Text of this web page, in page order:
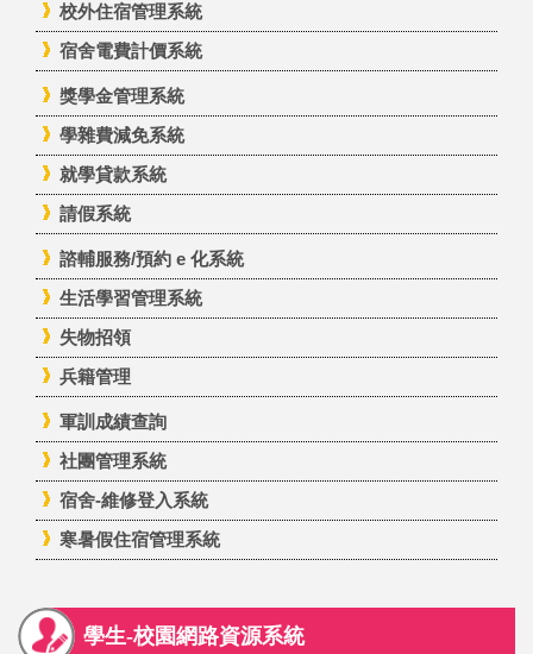
校外住宿管理系統
宿舍電費計價系統
獎學金管理系統
學雜費減免系統
就學貸款系統
請假系統
諮輔服務/預約 e 化系統
生活學習管理系統
失物招領
兵籍管理
軍訓成績查詢
社團管理系統
宿舍-維修登入系統
寒暑假住宿管理系統
學生-校園網路資源系統